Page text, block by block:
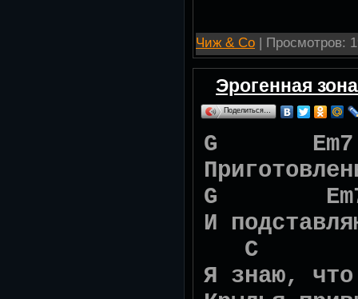
Чиж & Со | Просмотров:
Эрогенная зона
Поделиться…
G
G
И
C
Я знаю,